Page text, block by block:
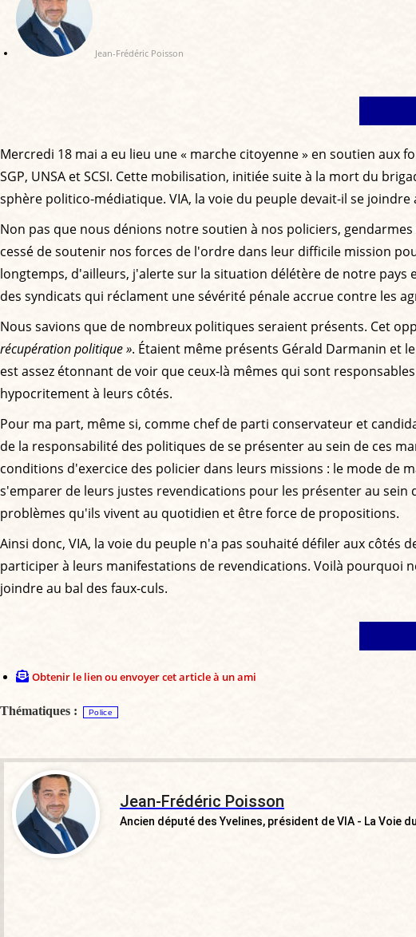
Jean-Frédéric Poisson
Mercredi 18 mai a eu lieu une « marche citoyenne » en soutien
SGP, UNSA et SCSI. Cette mobilisation, initiée suite à la mort du
sphère politico-médiatique. VIA, la voie du peuple devait-il se
Non pas que nous dénions notre soutien à nos policiers,
cessé de soutenir nos forces de l'ordre dans leur difficile mission
longtemps, d'ailleurs, j'alerte sur la situation délétère de notre
des syndicats qui réclament une sévérité pénale accrue contre les
Nous savions que de nombreux politiques seraient présents. Cet
récupération politique ». Étaient même présents Gérald Darmanin et
est assez étonnant de voir que ceux-là mêmes qui sont
hypocritement à leurs côtés.
Pour ma part, même si, comme chef de parti conservateur et
de la responsabilité des politiques de se présenter au sein de ces
conditions d'exercice des policier dans leurs missions : le mode de
s'emparer de leurs justes revendications pour les présenter au
problèmes qu'ils vivent au quotidien et être force de propositions.
Ainsi donc, VIA, la voie du peuple n'a pas souhaité défiler aux
participer à leurs manifestations de revendications. Voilà pourquoi
joindre au bal des faux-culs.
Obtenir le lien ou envoyer cet article à un ami
Thématiques : Police
Jean-Frédéric Poisson
Ancien député des Yvelines, président de VIA - La Voie